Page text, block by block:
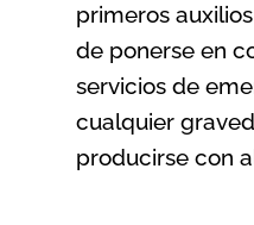
primeros
de ponerse en
servicios de
cualquier
producirse con